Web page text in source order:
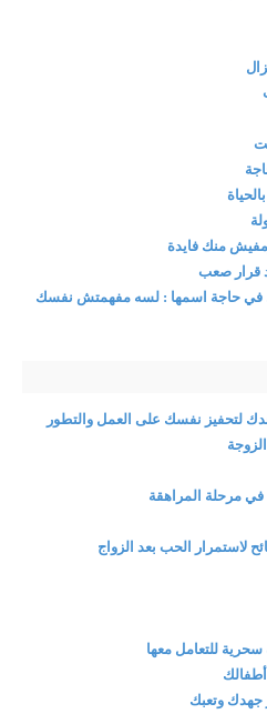
منك فايدة
قرار صعب
حاجة اسمها : لسه مفهمتش نفسك
لاستمرار الحب بعد الزواج
للتعامل معها
جهدك وتعبك